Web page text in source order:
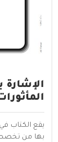
الإشارة
يقع الكتاب
بها من